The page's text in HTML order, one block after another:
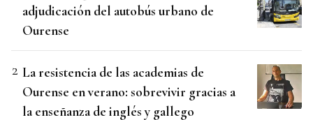
adjudicación del autobús urbano de
Ourense
La resistencia de las academias de
Ourense en verano: sobrevivir gracias a
la enseñanza de inglés y gallego